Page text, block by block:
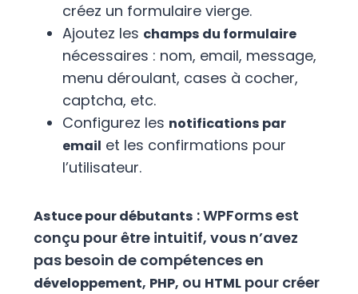
créez un formulaire vierge.
Ajoutez les champs du formulaire
nécessaires : nom, email, message,
menu déroulant, cases à cocher,
captcha, etc.
Configurez les notifications par
email et les confirmations pour
l’utilisateur.
Astuce pour débutants : WPForms est
conçu pour être intuitif, vous n’avez
pas besoin de compétences en
développement, PHP, ou HTMLpour créer